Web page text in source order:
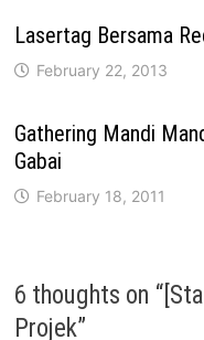
Lasertag Bersama
February 22, 2013
Gathering Mandi
Gabai
February 18, 2011
6 thoughts on “
Projek”